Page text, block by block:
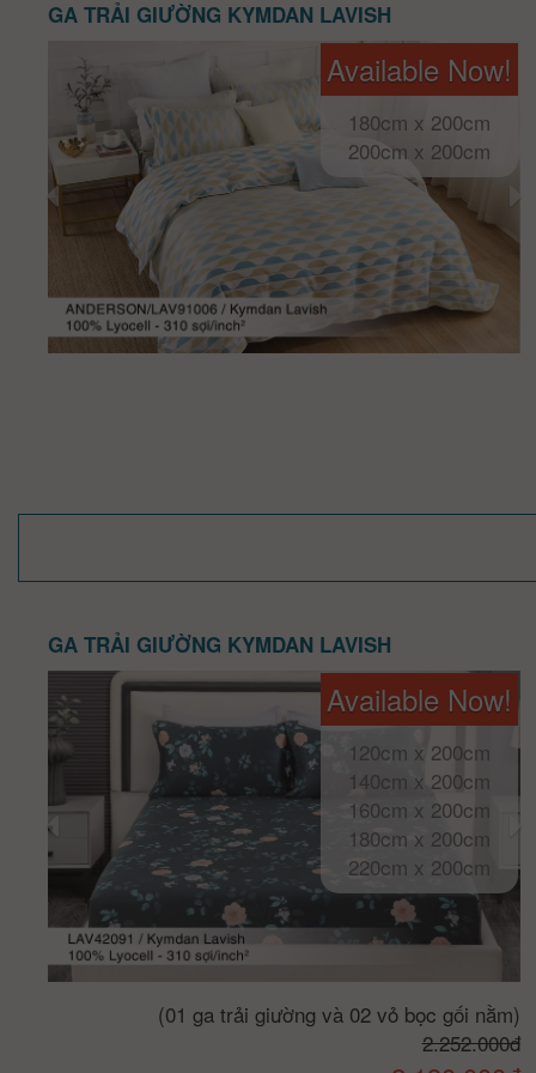
GA TRẢI GIƯỜNG KYMDAN LAVISH
Available Now!
180cm x 200cm
200cm x 200cm
GA TRẢI GIƯỜNG KYMDAN LAVISH
Available Now!
120cm x 200cm
140cm x 200cm
160cm x 200cm
180cm x 200cm
220cm x 200cm
(01 ga trải giường và 02 vỏ bọc gối nằm)
2.252.000đ